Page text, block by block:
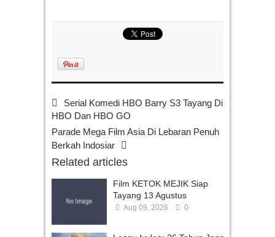
Serial Komedi HBO Barry S3 Tayang Di
HBO Dan HBO GO
Parade Mega Film Asia Di Lebaran Penuh
Berkah Indosiar
Related articles
Film KETOK MEJIK Siap
Tayang 13 Agustus
Aug 09, 2026 0